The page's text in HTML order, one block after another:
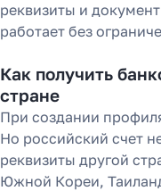
реквизиты и
работает без
Как получить
стране
При создании
Но российский счет
реквизиты другой
Южной Кореи,